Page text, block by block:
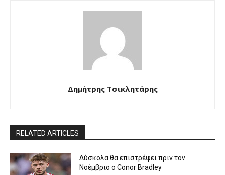
Δημήτρης Τσικλητάρης
RELATED ARTICLES
Δύσκολα θα επιστρέψει πριν τον
Νοέμβριο ο Conor Bradley